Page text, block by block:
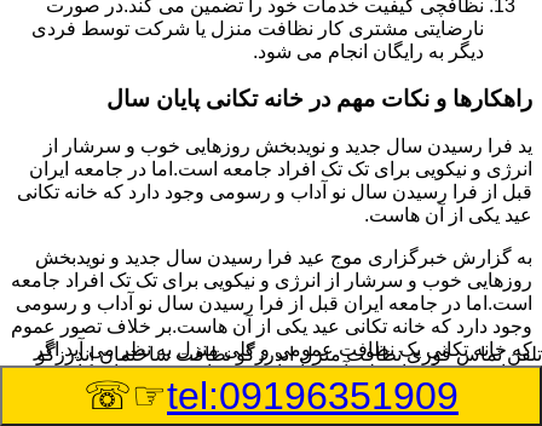
نظافچی کیفیت خدمات خود را تضمین می کند.در صورت
نارضایتی مشتری کار نظافت منزل یا شرکت توسط فردی
دیگر به رایگان انجام می شود.
راهکارها و نکات مهم در خانه تکانی پایان سال
ید فرا رسیدن سال جدید و نویدبخش روزهایی خوب و سرشار از
انرژی و نیکویی برای تک تک افراد جامعه است.اما در جامعه ایران
قبل از فرا رسیدن سال نو آداب و رسومی وجود دارد که خانه تکانی
عید یکی از آن هاست.
به گزارش خبرگزاری موج عید فرا رسیدن سال جدید و نویدبخش
روزهایی خوب و سرشار از انرژی و نیکویی برای تک تک افراد جامعه
است.اما در جامعه ایران قبل از فرا رسیدن سال نو آداب و رسومی
وجود دارد که خانه تکانی عید یکی از آن هاست.بر خلاف تصور عموم
که خانه تکانی یک نظافت عمومی و کلی منزل به نظر می آید اگر
بخواهیم به طور اصولی آن را انجام دهیم باید به برخی از نکات توجه
بیشتر داشته باشیم.
تلفن تماس فورینظافت منزل اندرزگو نظافت ساختمان اندرزگو
tel:09196351909
☞☏